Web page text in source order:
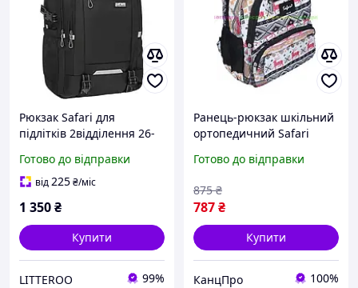
Рюкзак Safari для
підлітків 2відділення 26-
Готово до відправки
від225₴/міс
1 350₴
Купити
LITTEROO 99%
Ранець-рюкзак шкільний
ортопедичний Safari
Готово до відправки
787₴
875 ₴
Купити
КанцПро 100%